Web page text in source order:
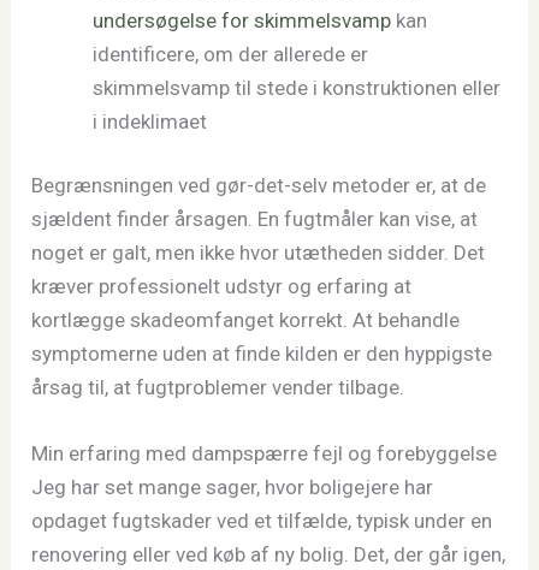
undersøgelse for skimmelsvamp kan
identificere, om der allerede er
skimmelsvamp til stede i konstruktionen eller
i indeklimaet
Begrænsningen ved gør-det-selv metoder er, at de
sjældent finder årsagen. En fugtmåler kan vise, at
noget er galt, men ikke hvor utætheden sidder. Det
kræver professionelt udstyr og erfaring at
kortlægge skadeomfanget korrekt. At behandle
symptomerne uden at finde kilden er den hyppigste
årsag til, at fugtproblemer vender tilbage.
Min erfaring med dampspærre fejl og forebyggelse
Jeg har set mange sager, hvor boligejere har
opdaget fugtskader ved et tilfælde, typisk under en
renovering eller ved køb af ny bolig. Det, der går igen,